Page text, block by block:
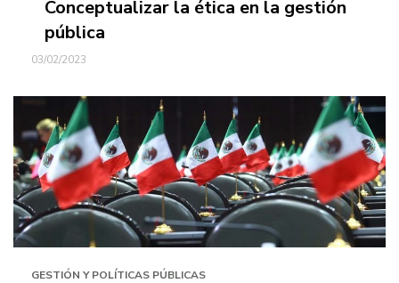
Conceptualizar la ética en la gestión
pública
03/02/2023
GESTIÓN Y POLÍTICAS PÚBLICAS